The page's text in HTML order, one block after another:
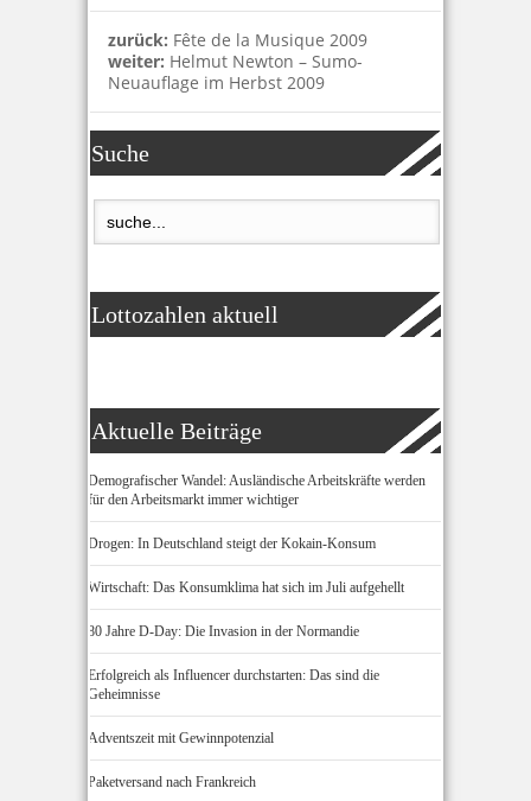
zurück: Fête de la Musique 2009
weiter: Helmut Newton – Sumo-
Neuauflage im Herbst 2009
Suche
Lottozahlen aktuell
Aktuelle Beiträge
Demografischer Wandel: Ausländische Arbeitskräfte werden
für den Arbeitsmarkt immer wichtiger
Drogen: In Deutschland steigt der Kokain-Konsum
Wirtschaft: Das Konsumklima hat sich im Juli aufgehellt
80 Jahre D-Day: Die Invasion in der Normandie
Erfolgreich als Influencer durchstarten: Das sind die
Geheimnisse
Adventszeit mit Gewinnpotenzial
Paketversand nach Frankreich